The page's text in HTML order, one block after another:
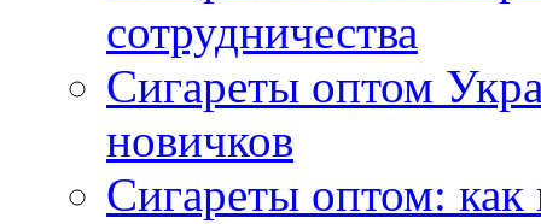
сотрудничества
Сигареты оптом
новичков
Сигареты оптом: